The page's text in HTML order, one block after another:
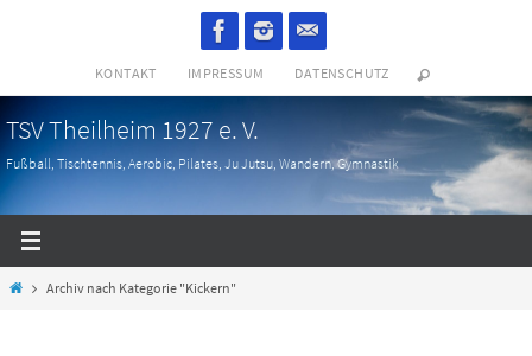
KONTAKT IMPRESSUM DATENSCHUTZ
TSV Theilheim 1927 e. V.
Fußball, Tischtennis, Aerobic, Pilates, Ju Jutsu, Wandern, Gymnastik
StartArchiv nach Kategorie "Kickern"